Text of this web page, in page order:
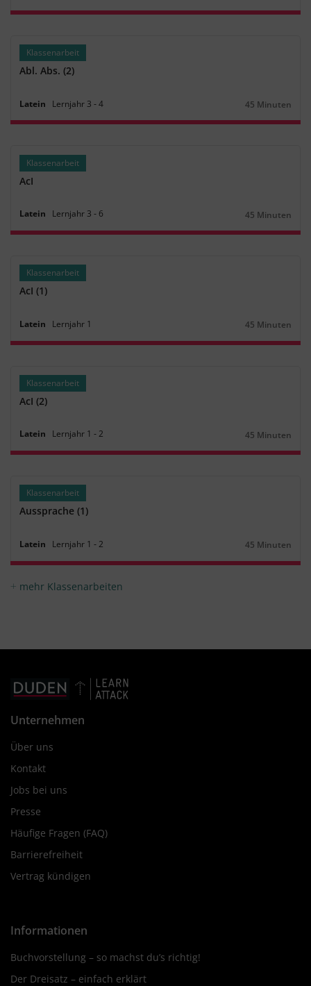
Klassenarbeit
Abl. Abs. (2)
Latein Lernjahr 3 ‐4
Dauer:
45 Minuten
Klassenarbeit
AcI
Latein Lernjahr 3 ‐ 6
Dauer:
45 Minuten
Klassenarbeit
AcI (1)
Latein Lernjahr 1
Dauer:
45 Minuten
Klassenarbeit
AcI (2)
Latein Lernjahr 1 ‐2
Dauer:
45 Minuten
Klassenarbeit
Aussprache (1)
Latein Lernjahr 1 ‐2
Dauer:
45 Minuten
mehr Klassenarbeiten
Unternehmen
Über uns
Kontakt
Jobs bei uns
Presse
Häufige Fragen (FAQ)
Barrierefreiheit
Vertrag kündigen
Informationen
Buchvorstellung – so machst du’s richtig!
Der Dreisatz – einfach erklärt